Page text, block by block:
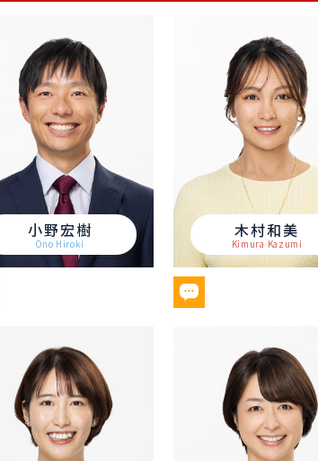
小野宏樹
Ono Hiroki
木村和美
Kimura Kazumi